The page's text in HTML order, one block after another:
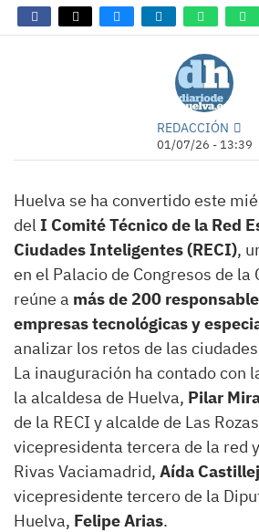
REDACCIÓN
01/07/26 - 13:39
Huelva se ha convertido este
del I Comité Técnico de la Red
Ciudades Inteligentes (RECI),
en el Palacio de Congresos de la
reúne a más de 200
empresas tecnológicas y
analizar los retos de las
La inauguración ha contado con
la alcaldesa de Huelva, Pilar
de la RECI y alcalde de Las
vicepresidenta tercera de la red
Rivas Vaciamadrid, Aída
vicepresidente tercero de la
Huelva, Felipe Arias.